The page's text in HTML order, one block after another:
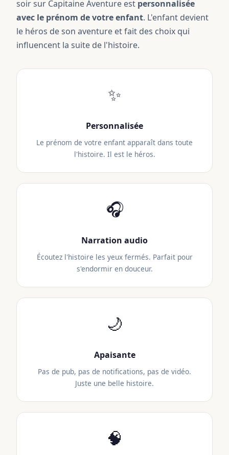
soir sur Capitaine Aventure est personnalisée
avec le prénom de votre enfant. L'enfant devient
le héros de son aventure et fait des choix qui
influencent la suite de l'histoire.
✨
Personnalisée
Le prénom de votre enfant apparaît dans toute
l'histoire. Il est le héros.
🎧
Narration audio
Écoutez l'histoire les yeux fermés. Parfait pour
s'endormir en douceur.
🌙
Apaisante
Pas de pub, pas de notifications, pas de vidéo.
Juste une belle histoire.
🧠